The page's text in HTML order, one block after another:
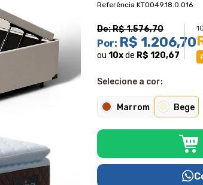
KT0049.18.0.016
De:R$ 1.576,70
Por: R$ 1.206,70
ou10xde R$ 120,67
Selecione a cor:
Marrom Bege